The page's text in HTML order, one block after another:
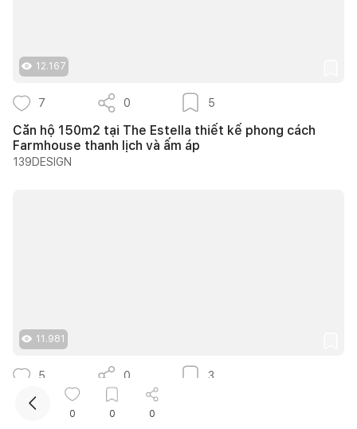
12.167
7 0 5
Căn hộ 150m2 tại The Estella thiết kế phong cách
Farmhouse thanh lịch và ấm áp
139DESIGN
11.981
5 0 3
Trình Cà Phê - Khi những vật liệu cũ được kể lại bằng
một ngôn ngữ thiết kế mới
0 0 0